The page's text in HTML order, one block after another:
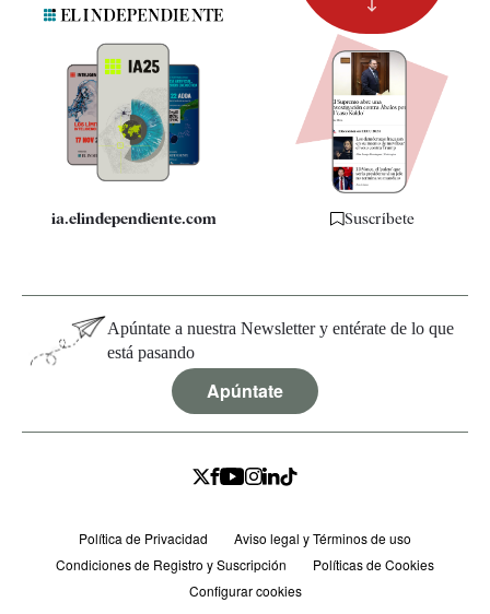
Quiénes somos
Especificaciones
ia.elindependiente.com Suscríbete
Apúntate a nuestra Newsletter y entérate de lo que
está pasando
Apúntate
Política de Privacidad
Aviso legal y Términos de uso
Condiciones de Registro y Suscripción
Políticas de Cookies
Configurar cookies